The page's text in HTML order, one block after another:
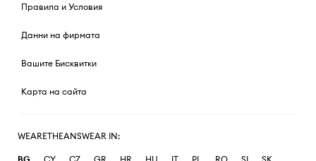
Правила и Условия
Данни на фирмата
Вашите Бисквитки
Карта на сайта
WEARETHEANSWEAR IN: